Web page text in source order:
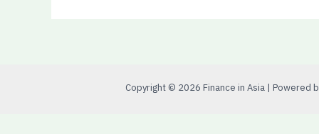
Copyright © 2026 Finance in Asia | Powered